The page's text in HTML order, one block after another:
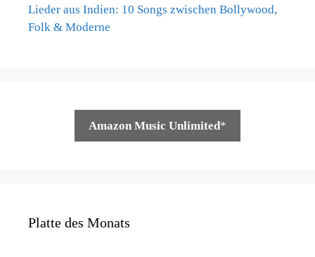
Lieder aus Indien: 10 Songs zwischen Bollywood,
Folk & Moderne
Amazon Music Unlimited*
Platte des Monats